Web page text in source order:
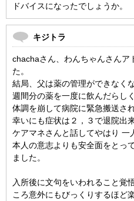
ドバイスになったでしょうか。
キジトラ
chachaさん、わんちゃんさんア
た。
結局、父は薬の管理ができなく
週間分の薬を一度に飲んだらしく
体調を崩して病院に緊急搬送さ
幸いにも症状は２，３で退院出
ケアマネさんと話してやはり 一
本人の意志よりも安全面をとっ
ました。
入所後に文句をいわれること覚
ころ意外にもびっくりするほど